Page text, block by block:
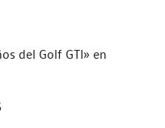
del Golf GTI» en